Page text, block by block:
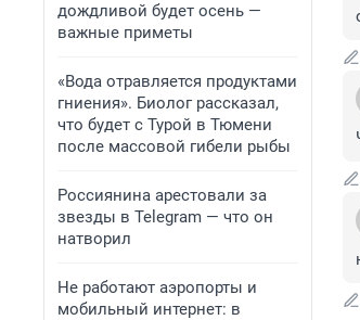
дождливой будет осень —
важные приметы
«Вода отравляется продуктами
гниения». Биолог рассказал,
что будет с Турой в Тюмени
после массовой гибели рыбы
Россиянина арестовали за
звезды в Telegram — что он
натворил
Не работают аэропорты и
мобильный интернет: в